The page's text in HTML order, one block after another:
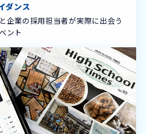
ダンス
企業の採用担当者が実際に出会う
ント